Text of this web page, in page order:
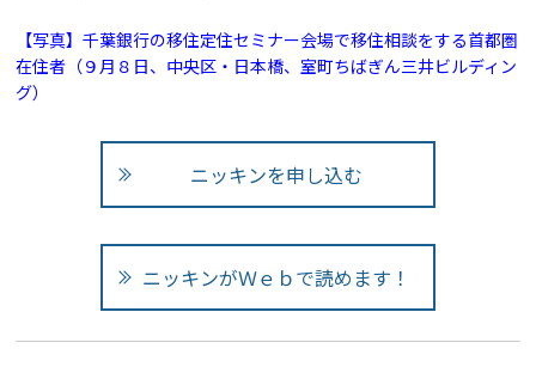
【写真】千葉銀行の移住定住セミナー会場で移住相談をする首都圏
在住者（９月８日、中央区・日本橋、室町ちばぎん三井ビルディン
グ）
ニッキンを申し込む
ニッキンがＷｅｂで読めます！